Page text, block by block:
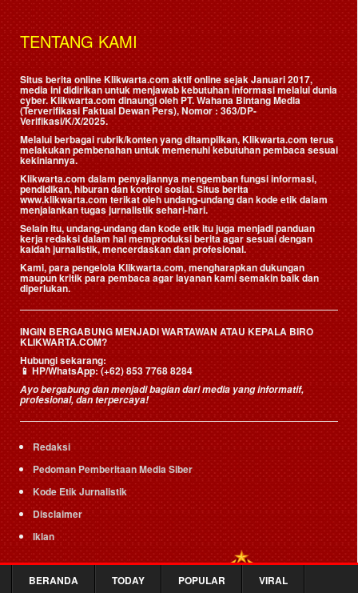
TENTANG KAMI
Situs berita online Klikwarta.com aktif online sejak Januari 2017,
media ini didirikan untuk menjawab kebutuhan informasi melalui dunia
cyber. Klikwarta.com dinaungi oleh PT. Wahana Bintang Media
(Terverifikasi Faktual Dewan Pers), Nomor : 363/DP-
Verifikasi/K/X/2025.
Melalui berbagai rubrik/konten yang ditampilkan, Klikwarta.com terus
melakukan pembenahan untuk memenuhi kebutuhan pembaca sesuai
kekiniannya.
Klikwarta.com dalam penyajiannya mengemban fungsi informasi,
pendidikan, hiburan dan kontrol sosial. Situs berita
www.klikwarta.com terikat oleh undang-undang dan kode etik dalam
menjalankan tugas jurnalistik sehari-hari.
Selain itu, undang-undang dan kode etik itu juga menjadi panduan
kerja redaksi dalam hal memproduksi berita agar sesuai dengan
kaidah jurnalistik, mencerdaskan dan profesional.
Kami, para pengelola Klikwarta.com, mengharapkan dukungan
maupun kritik para pembaca agar layanan kami semakin baik dan
diperlukan.
INGIN BERGABUNG MENJADI WARTAWAN ATAU KEPALA BIRO
KLIKWARTA.COM?
Hubungi sekarang:
📱HP/WhatsApp:(+62) 853 7768 8284
Ayo bergabung dan menjadi bagian dari media yang informatif,
profesional, dan terpercaya!
Redaksi
Pedoman Pemberitaan Media Siber
Kode Etik Jurnalistik
Disclaimer
Iklan
BERANDA TODAY POPULAR VIRAL